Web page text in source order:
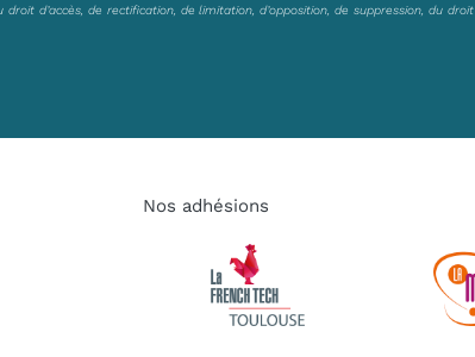
d’accès, de rectification, de limitation, d’opposition, de suppression, du
Nos adhésions